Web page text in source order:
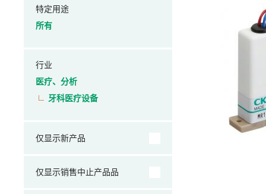
特定用途
所有
行业
医疗、分析
牙科医疗设备
仅显示新产品
仅显示销售中止产品品